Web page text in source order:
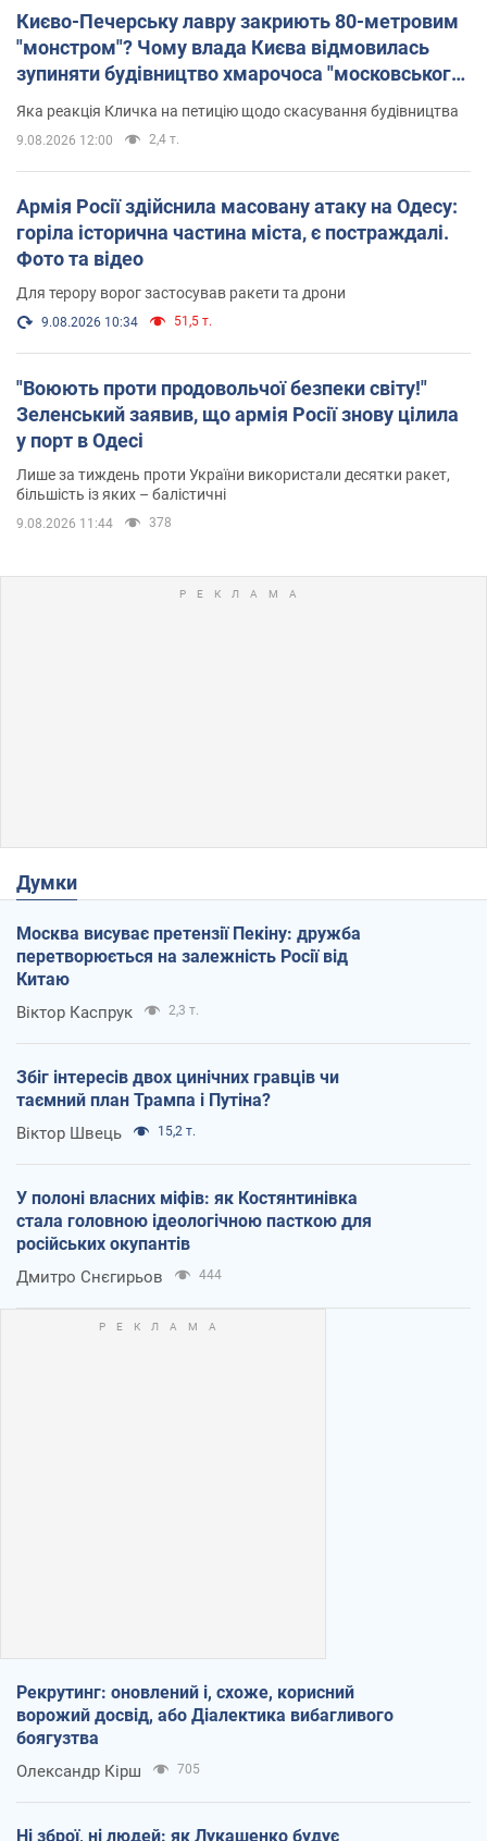
Києво-Печерську лавру закриють 80-метровим
"монстром"? Чому влада Києва відмовилась
зупиняти будівництво хмарочоса "московського
вірянина"
Яка реакція Кличка на петицію щодо скасування будівництва
9.08.2026 12:00 2,4 т.
Армія Росії здійснила масовану атаку на Одесу:
горіла історична частина міста, є постраждалі.
Фото та відео
Для терору ворог застосував ракети та дрони
9.08.2026 10:34 51,5 т.
"Воюють проти продовольчої безпеки світу!"
Зеленський заявив, що армія Росії знову цілила
у порт в Одесі
Лише за тиждень проти України використали десятки ракет,
більшість із яких – балістичні
9.08.2026 11:44 378
Думки
Москва висуває претензії Пекіну: дружба
перетворюється на залежність Росії від
Китаю
Віктор Каспрук 2,3 т.
Збіг інтересів двох цинічних гравців чи
таємний план Трампа і Путіна?
Віктор Швець 15,2 т.
У полоні власних міфів: як Костянтинівка
стала головною ідеологічною пасткою для
російських окупантів
Дмитро Снєгирьов 444
Рекрутинг: оновлений і, схоже, корисний
ворожий досвід, або Діалектика вибагливого
боягузтва
Олександр Кірш 705
Ні зброї, ні людей: як Лукашенко будує